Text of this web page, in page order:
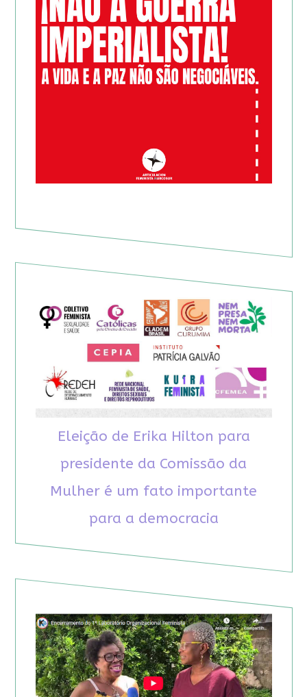
Eleição de Erika Hilton para
presidente da Comissão da
Mulher é um fato importante
para a democracia